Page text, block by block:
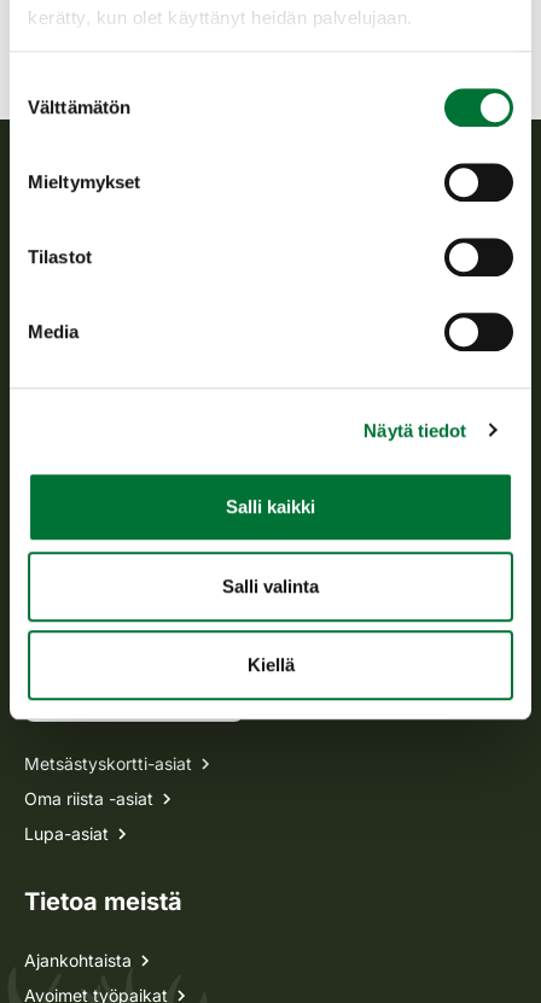
kerätty, kun olet käyttänyt heidän palvelujaan.
valinta
Välttämätön
Mieltymykset
Tilastot
Media
Näytä tiedot
Salli kaikki
Salli valinta
Kiellä
Suomen riistakeskus edistää kestävää riistataloutta, tukee
toimeenpanosta sekä vastaa sille säädetyistä julkisista
hallintotehtävistä.
Tietoa meistä
Avoinna arkipäivisin klo 9-15.
p. 029 431 2001
Usein kysytyt kysymykset
Kaikki yhteystiedot
Metsästyskortti-asiat
Oma riista -asiat
Lupa-asiat
Tietoa meistä
Ajankohtaista
Avoimet työpaikat